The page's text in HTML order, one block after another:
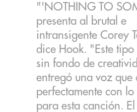
"'NOTHING TO
presenta al brutal e
intransigente Corey
dice Hook. "Este tipo
sin fondo de
entregó una voz que
perfectamente con
para esta canción.